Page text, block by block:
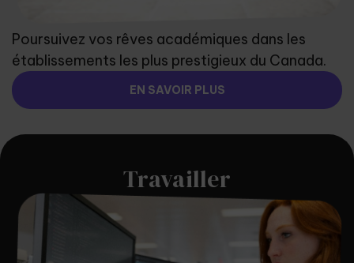
Poursuivez vos rêves académiques dans les
établissements les plus prestigieux du Canada.
EN SAVOIR PLUS
Travailler